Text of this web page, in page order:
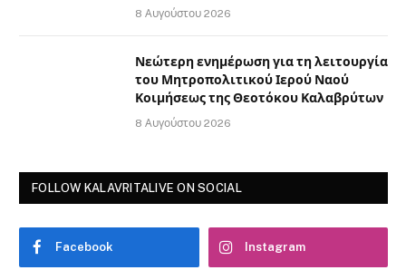
8 Αυγούστου 2026
Νεώτερη ενημέρωση για τη λειτουργία
του Μητροπολιτικού Ιερού Ναού
Κοιμήσεως της Θεοτόκου Καλαβρύτων
8 Αυγούστου 2026
FOLLOW KALAVRITALIVE ON SOCIAL
Facebook Instagram